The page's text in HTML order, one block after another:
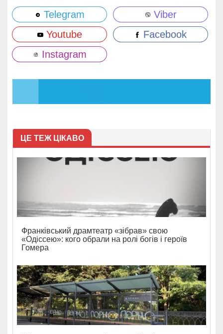
Telegram
Viber
Youtube
Facebook
Instagram
ЦЕ ТЕЖ ЦІКАВО
Франківський драмтеатр «зібрав» свою
«Одіссею»: кого обрали на ролі богів і героїв
Гомера